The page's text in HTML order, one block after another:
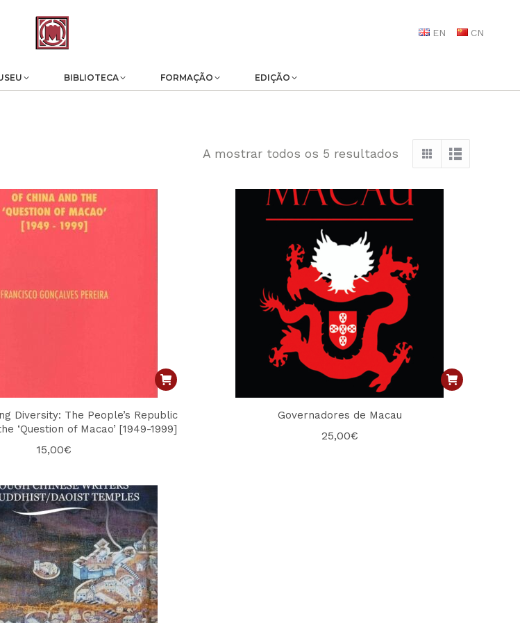
EN CN
BIBLIOTECA FORMAÇÃO EDIÇÃO
A mostrar todos os 5 resultados
Diversity: The People’s Republic
‘Question of Macao’ [1949-1999]
15,00€
Governadores de Macau
25,00€